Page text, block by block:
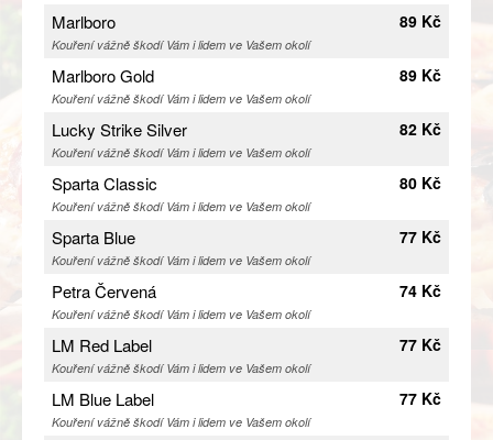
Marlboro
Kouření vážně škodí Vám i lidem ve Vašem okolí
89 Kč
Marlboro Gold
Kouření vážně škodí Vám i lidem ve Vašem okolí
89 Kč
Lucky Strike Silver
Kouření vážně škodí Vám i lidem ve Vašem okolí
82 Kč
Sparta Classic
Kouření vážně škodí Vám i lidem ve Vašem okolí
80 Kč
Sparta Blue
Kouření vážně škodí Vám i lidem ve Vašem okolí
77 Kč
Petra Červená
Kouření vážně škodí Vám i lidem ve Vašem okolí
74 Kč
LM Red Label
Kouření vážně škodí Vám i lidem ve Vašem okolí
77 Kč
LM Blue Label
Kouření vážně škodí Vám i lidem ve Vašem okolí
77 Kč